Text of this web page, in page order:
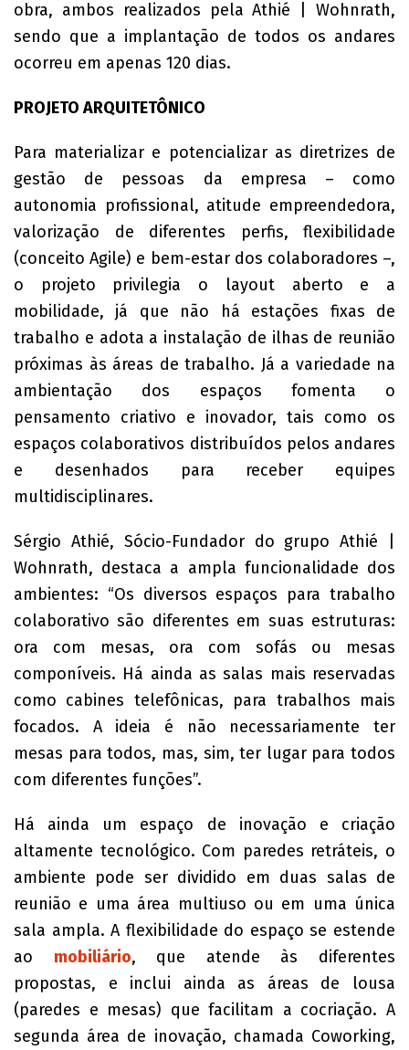
obra, ambos realizados pela Athié | Wohnrath,
sendo que a implantação de todos os andares
ocorreu em apenas 120 dias.
PROJETO ARQUITETÔNICO
Para materializar e potencializar as diretrizes de
gestão de pessoas da empresa – como
autonomia profissional, atitude empreendedora,
valorização de diferentes perfis, flexibilidade
(conceito Agile) e bem-estar dos colaboradores –,
o projeto privilegia o layout aberto e a
mobilidade, já que não há estações fixas de
trabalho e adota a instalação de ilhas de reunião
próximas às áreas de trabalho. Já a variedade na
ambientação dos espaços fomenta o
pensamento criativo e inovador, tais como os
espaços colaborativos distribuídos pelos andares
e desenhados para receber equipes
multidisciplinares.
Sérgio Athié, Sócio-Fundador do grupo Athié |
Wohnrath, destaca a ampla funcionalidade dos
ambientes: “Os diversos espaços para trabalho
colaborativo são diferentes em suas estruturas:
ora com mesas, ora com sofás ou mesas
componíveis. Há ainda as salas mais reservadas
como cabines telefônicas, para trabalhos mais
focados. A ideia é não necessariamente ter
mesas para todos, mas, sim, ter lugar para todos
com diferentes funções”.
Há ainda um espaço de inovação e criação
altamente tecnológico. Com paredes retráteis, o
ambiente pode ser dividido em duas salas de
reunião e uma área multiuso ou em uma única
sala ampla. A flexibilidade do espaço se estende
ao mobiliário, que atende às diferentes
propostas, e inclui ainda as áreas de lousa
(paredes e mesas) que facilitam a cocriação. A
segunda área de inovação, chamada Coworking,